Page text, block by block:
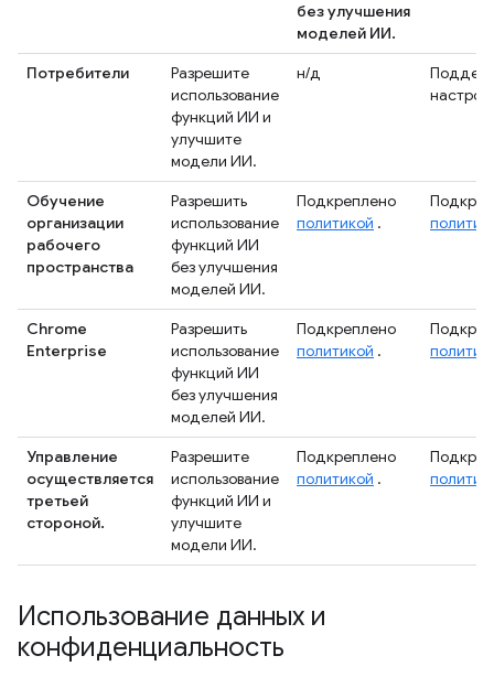
без улучшения
моделей ИИ.
Потребители
Разрешите
использование
функций ИИ и
улучшите
модели ИИ.
н/д
Обучение
организации
рабочего
пространства
Разрешить
использование
функций ИИ
без улучшения
моделей ИИ.
Подкреплено
политикой .
Chrome
Enterprise
Разрешить
использование
функций ИИ
без улучшения
моделей ИИ.
Подкреплено
политикой .
Управление
осуществляется
третьей
стороной.
Разрешите
использование
функций ИИ и
улучшите
модели ИИ.
Подкреплено
политикой .
Использование данных и
конфиденциальность